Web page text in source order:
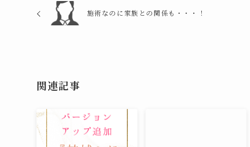
施術なのに家族との関係も・・・！
関連記事